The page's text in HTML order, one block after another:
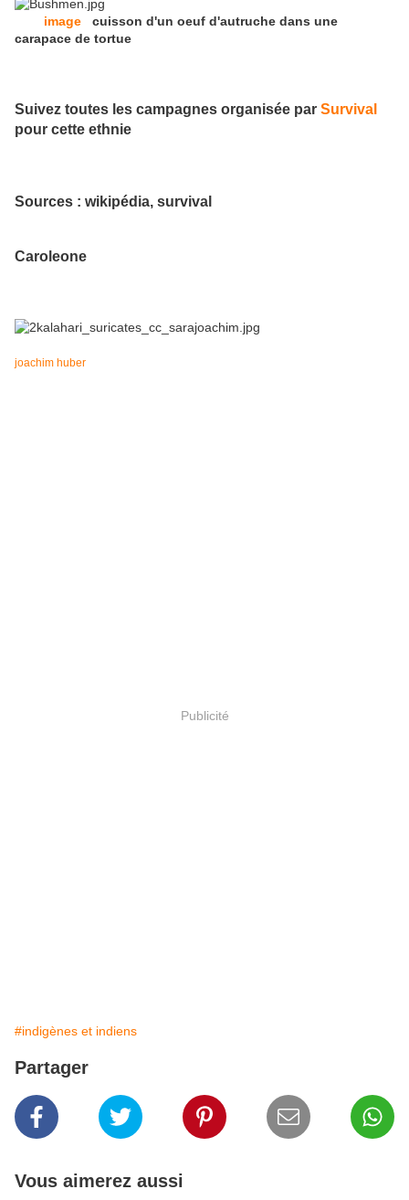
image
cuisson d'un oeuf d'autruche dans une
carapace de tortue
Suivez toutes les campagnes organisée par Survival
pour cette ethnie
Sources : wikipédia, survival
Caroleone
joachim huber
Publicité
#indigènes et indiens
Partager
Vous aimerez aussi